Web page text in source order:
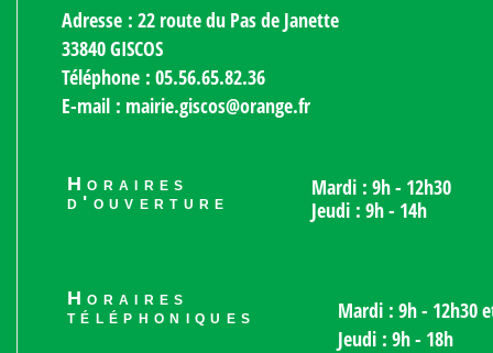
Adresse : 22 route du Pas de Janette
33840 GISCOS
Téléphone : 05.56.65.82.36
E-mail : mairie.giscos@orange.fr
Horaires
d'ouverture
Mardi : 9h - 12h30
Jeudi : 9h - 14h
Horaires
téléphoniques
Mardi : 9h - 12h30
Jeudi : 9h - 18h